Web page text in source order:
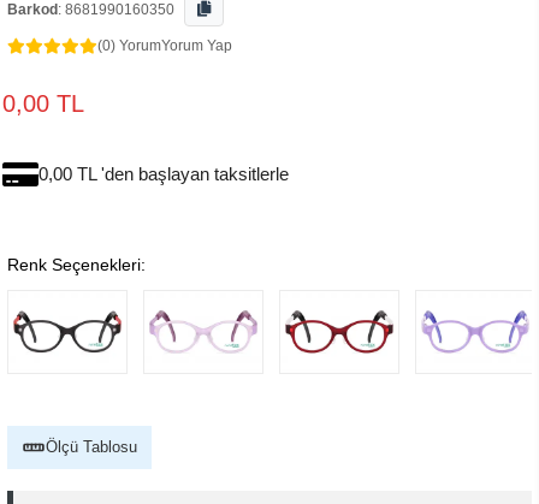
Barkod : 8681990160350
(0) YorumYorum Yap
0,00 TL
0,00 TL 'den başlayan taksitlerle
Renk Seçenekleri:
Ölçü Tablosu